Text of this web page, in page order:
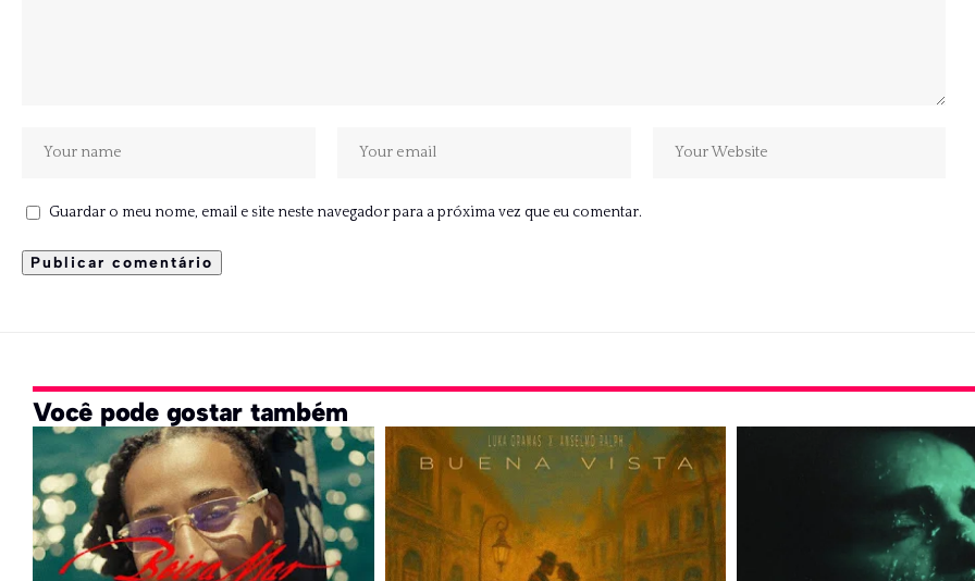
Guardar o meu nome, email e site neste navegador para a próxima vez que eu comentar.
Você pode gostar também